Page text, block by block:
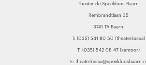
Theater de Speeldoos Baarn
Rembrandtlaan 35
3741 TA Baarn
T: (035) 541 80 50 (theaterkassa)
T: (035) 542 08 47(kantoor)
E: theaterkassa@speeldoosbaarn.nl